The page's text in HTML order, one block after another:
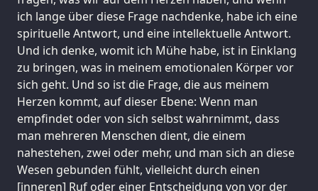
ich lange über diese Frage nachdenke, habe ich eine
spirituelle Antwort, und eine intellektuelle Antwort.
Und ich denke, womit ich Mühe habe, ist in Einklang
zu bringen, was in meinem emotionalen Körper vor
sich geht. Und so ist die Frage, die aus meinem
Herzen kommt, auf dieser Ebene: Wenn man
empfindet oder von sich selbst wahrnimmt, dass
man mehreren Menschen dient, die einem
nahestehen, zwei oder mehr, und man sich an diese
Wesen gebunden fühlt, vielleicht durch einen
[inneren] Ruf oder einer Entscheidung von vor der